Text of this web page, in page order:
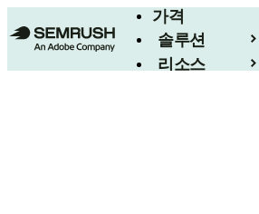
가격
솔루션
리소스